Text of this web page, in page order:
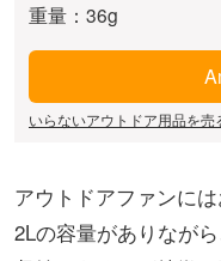
重量：36g
いらないアウトドア用品を
アウトドアファンに
2Lの容量がありなが